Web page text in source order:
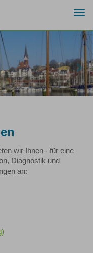
wir Ihnen - für eine
Diagnostik und
an: